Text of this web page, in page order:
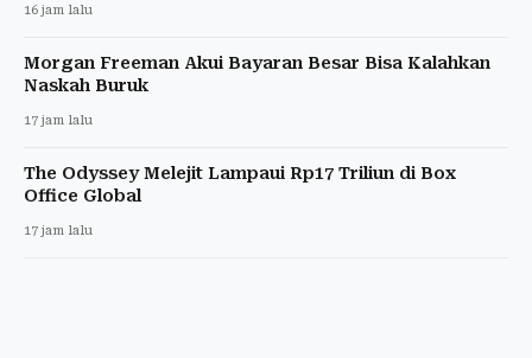
16 jam lalu
Morgan Freeman Akui Bayaran Besar Bisa Kalahkan
Naskah Buruk
17 jam lalu
The Odyssey Melejit Lampaui Rp17 Triliun di Box
Office Global
17 jam lalu